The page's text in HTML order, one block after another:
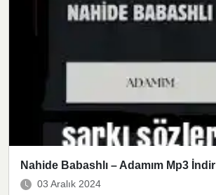
Nahide Babashlı – Adamım Mp3 İndir
03 Aralık 2024